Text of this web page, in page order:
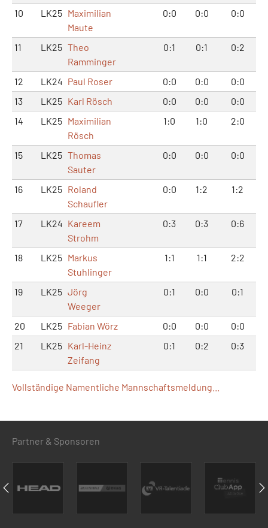
10 LK25 Maximilian
Maute
0:0 0:0 0:0
11 LK25 Theo
Ramminger
0:1 0:1 0:2
12 LK24 Paul Roser 0:0 0:0
0:0
13
LK25 Karl Rösch 0:0 0:0
0:0
14
LK25 Maximilian
Rösch
1:0 1:0 2:0
15 LK25 Thomas
Sauter
0:0 0:0 0:0
16 LK25 Roland
Schaufler
0:0 1:2 1:2
17 LK24 Kareem
Strohm
0:3 0:3 0:6
18 LK25 Markus
Stuhlinger
1:1 1:1 2:2
19 LK25 Jörg
Weeger
0:1 0:0 0:1
20 LK25 Fabian Wörz 0:0 0:0
0:0
21
LK25 Karl-Heinz
Zeifang
0:1 0:2 0:3
Vollständige Namentliche Mannschaftsmeldung...
Partner & Sponsoren